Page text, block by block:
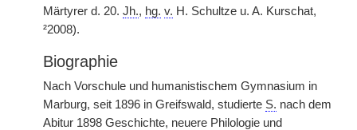
Märtyrer d. 20. Jh., hg. v. H. Schultze u. A. Kurschat,
²2008).
Biographie
Nach Vorschule und humanistischem Gymnasium in
Marburg, seit 1896 in Greifswald, studierte S. nach dem
Abitur 1898 Geschichte, neuere Philologie und